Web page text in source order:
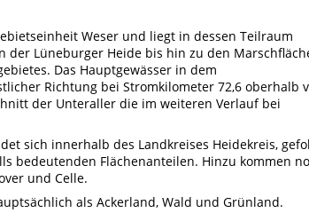
Weser und liegt in dessen Teilraum
der Lüneburger Heide bis hin zu den
Das Hauptgewässer in dem
Richtung bei Stromkilometer 72,6 oberhalb
der Unteraller die im weiteren Verlauf bei
sich innerhalb des Landkreises Heidekreis,
bedeutenden Flächenanteilen. Hinzu kommen
und Celle.
als Ackerland, Wald und Grünland.